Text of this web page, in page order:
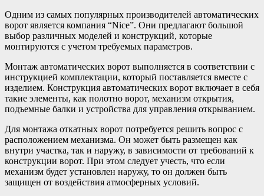
Одним из самых популярных производителей автоматических
ворот является компания “Nice”. Они предлагают большой
выбор различных моделей и конструкций, которые
монтируются с учетом требуемых параметров.
Монтаж автоматических ворот выполняется в соответствии с
инструкцией комплектации, который поставляется вместе с
изделием. Конструкция автоматических ворот включает в себя
такие элементы, как полотно ворот, механизм открытия,
подъемные балки и устройства для управления открыванием.
Для монтажа откатных ворот потребуется решить вопрос с
расположением механизма. Он может быть размещен как
внутри участка, так и наружу, в зависимости от требований к
конструкции ворот. При этом следует учесть, что если
механизм будет установлен наружу, то он должен быть
защищен от воздействия атмосферных условий.